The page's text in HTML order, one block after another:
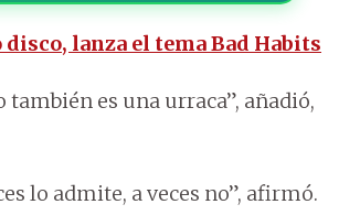
disco, lanza el tema Bad Habits
es una urraca”, añadió,
lo admite, a veces no”, afirmó.